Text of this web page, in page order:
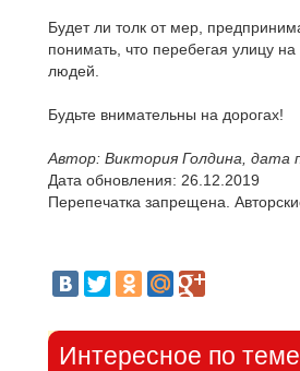
Будет ли толк от мер,
понимать, что перебегая улицу
людей.
Будьте внимательны на дорогах!
Автор: Виктория Голдина, дата
Дата обновления: 26.12.2019
Перепечатка запрещена.
Интересное по теме